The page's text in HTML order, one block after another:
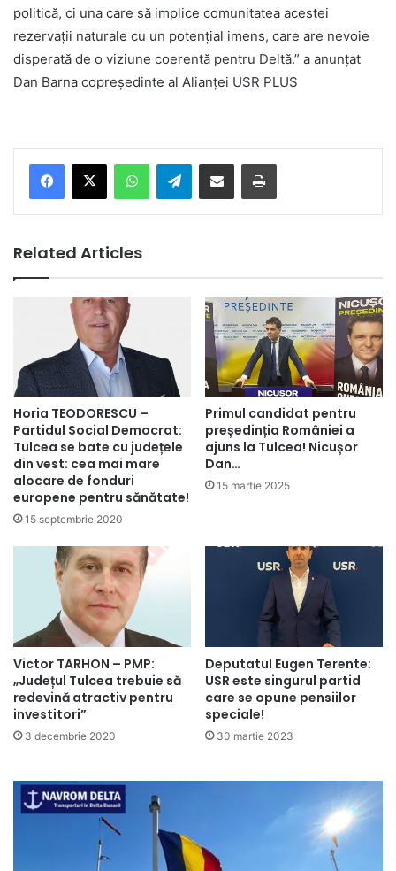
politică, ci una care să implice comunitatea acestei
rezervații naturale cu un potențial imens, care are nevoie
disperată de o viziune coerentă pentru Deltă.” a anunţat
Dan Barna copreşedinte al Alianţei USR PLUS
Telegram
Related Articles
Horia TEODORESCU –
Partidul Social Democrat:
Tulcea se bate cu județele
din vest: cea mai mare
alocare de fonduri
europene pentru sănătate!
15 septembrie 2020
Primul candidat pentru
președinția României a
ajuns la Tulcea! Nicușor
Dan…
15 martie 2025
Victor TARHON – PMP:
„Județul Tulcea trebuie să
redevină atractiv pentru
investitori”
3 decembrie 2020
Deputatul Eugen Terente:
USR este singurul partid
care se opune pensiilor
speciale!
30 martie 2023